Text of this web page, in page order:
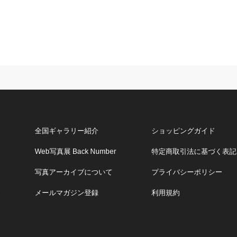
全国ギャラリー紹介
Web写真展 Back Number
写真アーカイブについて
メールマガジン登録
ショッピングガイド
特定商取引法に基づく表記
プライバシーポリシー
利用規約